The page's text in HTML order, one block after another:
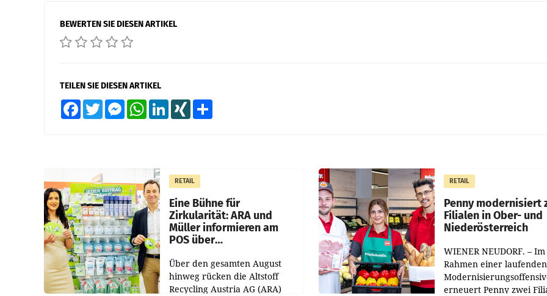
BEWERTEN SIE DIESEN ARTIKEL
TEILEN SIE DIESEN ARTIKEL
FacebookTwitter MessengerWhatsAppLinkedInXING
RETAIL
Eine Bühne für
Zirkularität: ARA und
Müller informieren am
POS über
Über den gesamten August
hinweg rücken die Altstoff
Recycling Austria AG (ARA)
RETAIL
Penny modernisiert
Filialen in Ober- und
Niederösterreich
WIENER NEUDORF. – Im
Rahmen einer laufenden
erneuert Penny zwei